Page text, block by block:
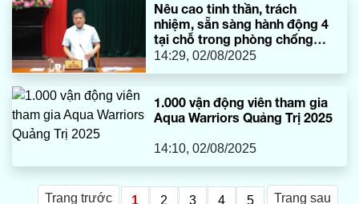
Nêu cao tinh thần, trách
nhiệm, sẵn sàng hành động 4
tại chỗ trong phòng chống
thiên tai
14:29, 02/08/2025
1.000 vận động viên tham gia
Aqua Warriors Quảng Trị 2025
14:10, 02/08/2025
Trang trước 1 2 3 4 5 Trang sau